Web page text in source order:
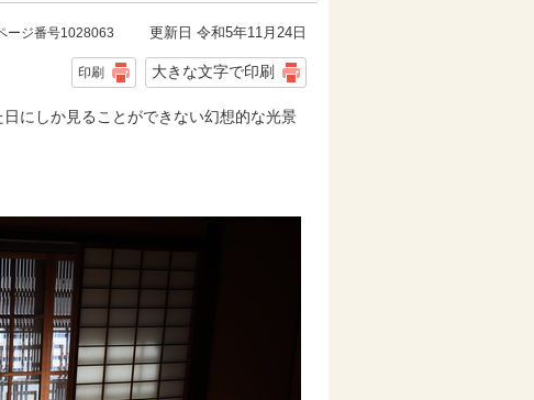
ージ番号1028063 更新日 令和5年11月24日
印刷 大きな文字で印刷
にしか見ることができない幻想的な光景